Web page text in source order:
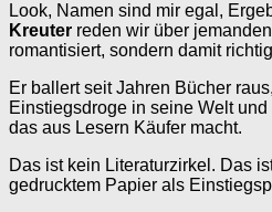
Look, Namen sind mir egal,
Kreuter reden wir über
romantisiert, sondern damit
Er ballert seit Jahren Bücher
Einstiegsdroge in seine Welt
das aus Lesern Käufer macht.
Das ist kein Literaturzirkel. Das
gedrucktem Papier als